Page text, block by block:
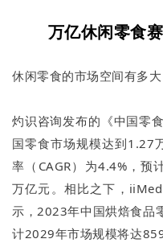
万亿休闲零食
休闲零食的市场空间有多大
灼识咨询发布的《中国零
国零食市场规模达到1.27
率（CAGR）为4.4%，预
万亿元。相比之下，
示，2023年中国烘焙食品
计2029年市场规模将达